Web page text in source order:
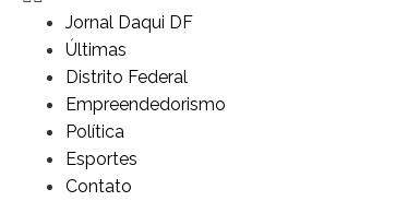
Jornal Daqui DF
Últimas
Distrito Federal
Empreendedorismo
Política
Esportes
Contato